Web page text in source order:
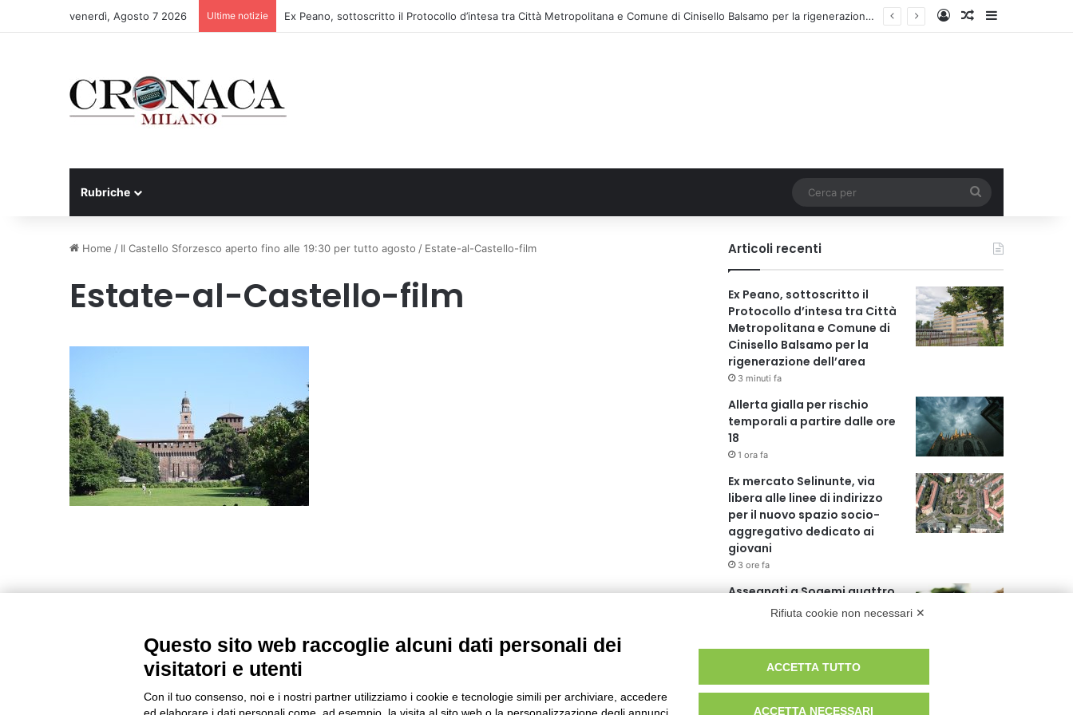
venerdì, Agosto 7 2026 Ultime notizie Ex Peano, sottoscritto il Protocollo d’intesa tra Città Metropolitana e Comune di Cinisello Balsamo per la rigenerazione dell’area AccediUn articolo a
Rubriche
per
Home / Il Castello Sforzesco aperto fino alle 19:30 per tutto agosto / Estate-al-Castello-film
Estate-al-Castello-film
Articoli recenti
Ex Peano, sottoscritto il
Protocollo d’intesa tra Città
Metropolitana e Comune di
Cinisello Balsamo per la
rigenerazione dell’area
3 minuti fa
Allerta gialla per rischio
temporali a partire dalle ore
18
1 ora fa
Ex mercato Selinunte, via
libera alle linee di indirizzo
per il nuovo spazio socio-
aggregativo dedicato ai
giovani
3 ore fa
Assegnati a Sogemi quattro
mercati comunali coperti
A Santa Giulia tre nuove vie
Zampori e Marchelli
10 ore fa
Rifiuta cookie non necessari ✕
Questo sito web raccoglie alcuni dati personali dei
visitatori e utenti
Con il tuo consenso, noi e i nostri partner utilizziamo i cookie e tecnologie simili per archiviare, accedere
ACCETTA TUTTO
ACCETTA NECESSARI